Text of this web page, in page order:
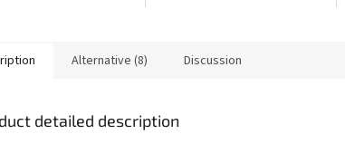
Alternative (8) Discussion
detailed description